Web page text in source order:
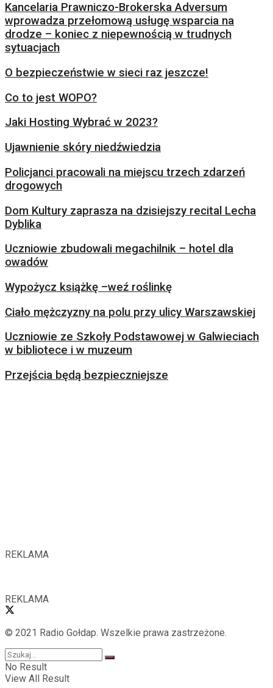
Kancelaria Prawniczo-Brokerska Adversum
wprowadza przełomową usługę wsparcia na
drodze – koniec z niepewnością w trudnych
sytuacjach
O bezpieczeństwie w sieci raz jeszcze!
Co to jest WOPO?
Jaki Hosting Wybrać w 2023?
Ujawnienie skóry niedźwiedzia
Policjanci pracowali na miejscu trzech zdarzeń
drogowych
Dom Kultury zaprasza na dzisiejszy recital Lecha
Dyblika
Uczniowie zbudowali megachilnik – hotel dla
owadów
Wypożycz książkę –weź roślinkę
Ciało mężczyzny na polu przy ulicy Warszawskiej
Uczniowie ze Szkoły Podstawowej w Galwieciach
w bibliotece i w muzeum
Przejścia będą bezpieczniejsze
REKLAMA
REKLAMA
© 2021 Radio Gołdap. Wszelkie prawa zastrzeżone.
No Result
View All Result